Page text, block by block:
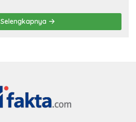
Selengkapnya